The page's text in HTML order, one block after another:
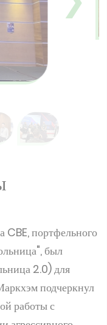
портфельного
был
2.0) для
подчеркнул
работы с
проекты
начала до